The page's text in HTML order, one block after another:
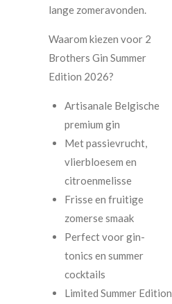
lange zomeravonden.
Waarom kiezen voor 2
Brothers Gin Summer
Edition 2026?
Artisanale Belgische
premium gin
Met passievrucht,
vlierbloesem en
citroenmelisse
Frisse en fruitige
zomerse smaak
Perfect voor gin-
tonics en summer
cocktails
Limited Summer Edition